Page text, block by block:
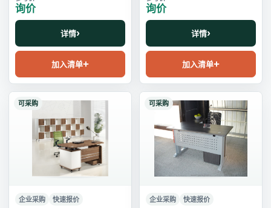
询价
详情
加入清单
询价
详情
加入清单
可采购
企业采购 快速报价
可采购
企业采购 快速报价